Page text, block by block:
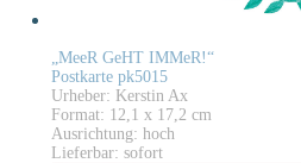
„MeeR GeHT IMMeR!“
Postkarte pk5015
Urheber: Kerstin Ax
Format: 12,1 x 17,2 cm
Ausrichtung: hoch
Lieferbar: sofort